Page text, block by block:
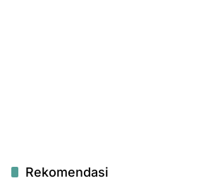
Rekomendasi